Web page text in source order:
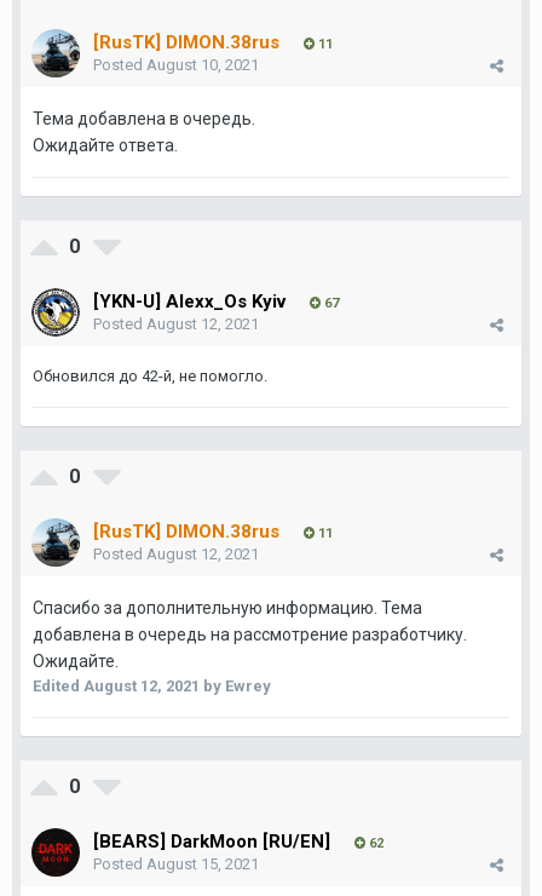
[RusTK] DIMON.38rus 11
Posted August 10, 2021
Тема добавлена в очередь.
Ожидайте ответа.
0
[YKN-U] Alexx_Os Kyiv 67
Posted August 12, 2021
Обновился до 42-й, не помогло.
0
[RusTK] DIMON.38rus 11
Posted August 12, 2021
Спасибо за дополнительную информацию. Тема
добавлена в очередь на рассмотрение разработчику.
Ожидайте.
Edited August 12, 2021 by Ewrey
0
[BEARS] DarkMoon [RU/EN] 62
Posted August 15, 2021